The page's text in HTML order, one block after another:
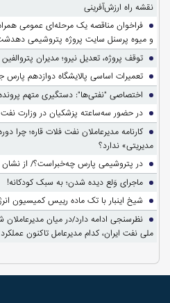
نقشه راه ارزش‌آفرینی
فراخوان مناقصه یک مرحله‌ای عمومی
و میوه پرسنل سایت پروژه پتروشیمی
توقف پروژه، تعدیل نیرو؛ مدیران
تعمیرات اساسی پالایشگاه دوازدهم پارس
اختصاصی "نفتی‌ها": دستگیری متهم پرونده
در حضور سه‌ساعته پزشکیان در وزارت
کارنامه مدیرعاملان نفت فلات قاره؛ چرا
مدیریتی» ندارد؟
در پتروشیمی پارس چه‌خبراست؟/ از نشان
ماجرای وَلع دیده شدن؛ به سبک کودکانه!
شیخ اینبار با تک ماده رییس کمیسیون
نظرسنجی ادامه دارد/در میان
ملی نفت ایران، کدام مدیرعامل تاکنون